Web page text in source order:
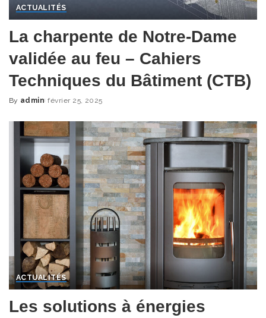
ACTUALITÉS
La charpente de Notre-Dame
validée au feu – Cahiers
Techniques du Bâtiment (CTB)
Posted
By admin février 25, 2025
ACTUALITÉS
Les solutions à énergies